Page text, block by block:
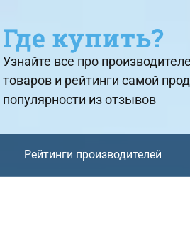
Где купить?
Узнайте все про
товаров и рейтинги самой
популярности из отзывов
Рейтинги производителей